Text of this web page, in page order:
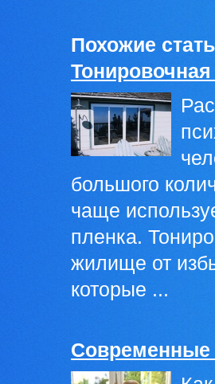
Похожие
большого
чаще
пленка.
жилище от
которые ...
Современные